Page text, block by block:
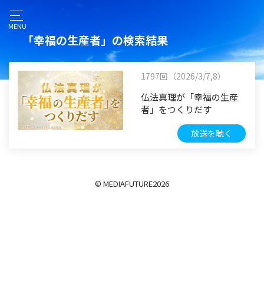
MENU
「幸福の生産者」の検索結果
1797回（2026/3/7,8）
仏法真理が「幸福の生産
者」をつくりだす
放送を聴く
© MEDIAFUTURE2026